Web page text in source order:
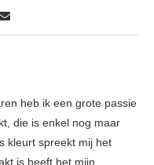
heb ik een grote passie
die is enkel nog maar
kleurt spreekt mij het
is heeft het mijn